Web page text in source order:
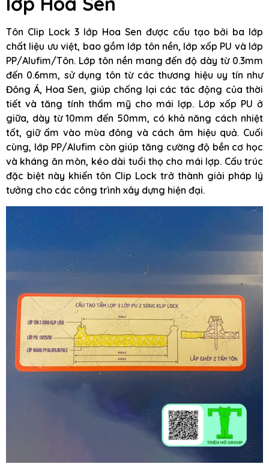
Tôn Clip Lock 3 lớp Hoa Sen được cấu tạo bởi ba lớp
chất liệu ưu việt, bao gồm lớp tôn nền, lớp xốp PU và lớp
PP/Alufim/Tôn. Lớp tôn nền mang đến độ dày từ 0.3mm
đến 0.6mm, sử dụng tôn từ các thương hiệu uy tín như
Đông Á, Hoa Sen, giúp chống lại các tác động của thời
tiết và tăng tính thẩm mỹ cho mái lợp. Lớp xốp PU ở
giữa, dày từ 10mm đến 50mm, có khả năng cách nhiệt
tốt, giữ ấm vào mùa đông và cách âm hiệu quả. Cuối
cùng, lớp PP/Alufim còn giúp tăng cường độ bền cơ học
và kháng ăn mòn, kéo dài tuổi thọ cho mái lợp. Cấu trúc
đặc biệt này khiến tôn Clip Lock trở thành giải pháp lý
tưởng cho các công trình xây dựng hiện đại.